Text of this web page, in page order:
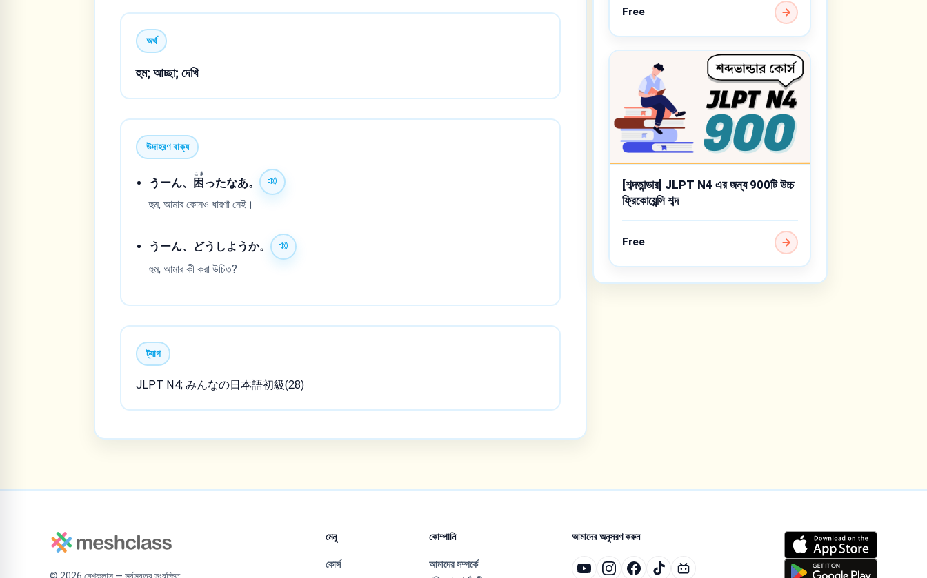
অর্থ
হুম; আচ্ছা; দেখি
উদাহরণ বাক্য
うーん、 困
こま
ったなあ。
হুম, আমার কোনও ধারণা নেই।
うーん、どうしようか。
হুম, আমার কী করা উচিত?
ট্যাগ
JLPT N4; みんなの日本語初級(28)
Free
[শব্দভান্ডার] JLPT N4 এর জন্য 900টি উচ্চ
ফ্রিকোয়েন্সি শব্দ
Free
মেনু
কোর্স
কোম্পানি
আমাদের সম্পর্কে
আমাদের অনুসরণ করুন